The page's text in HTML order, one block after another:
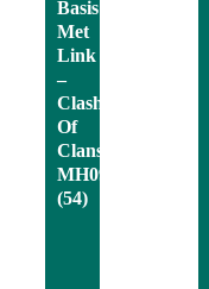
Basis
Met
Link
–
Clash
Of
Clans
MH09
(54)